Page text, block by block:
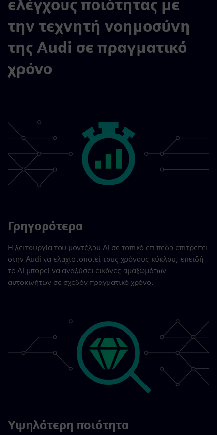
ελέγχους ποιότητας με
την τεχνητή νοημοσύνη
της Audi σε πραγματικό
χρόνο
Γρηγορότερα
Η λειτουργία του μοντέλου AI σε τοπικό επίπεδο επιτρέπει
στην Audi να ελαχιστοποιεί τους χρόνους κύκλου, επειδή
το AI μπορεί να αναλύσει εικόνες αμαξωμάτων
αυτοκινήτων σε σχεδόν πραγματικό χρόνο.
Υψηλότερη ποιότητα